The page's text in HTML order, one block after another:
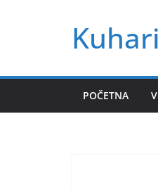
POČETNA